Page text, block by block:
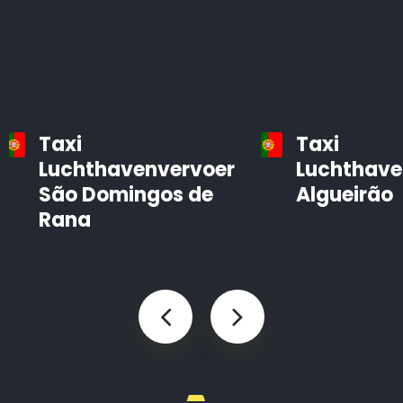
Taxi
Luchthavenvervoer
São Domingos de
Rana
Taxi
Algueirão